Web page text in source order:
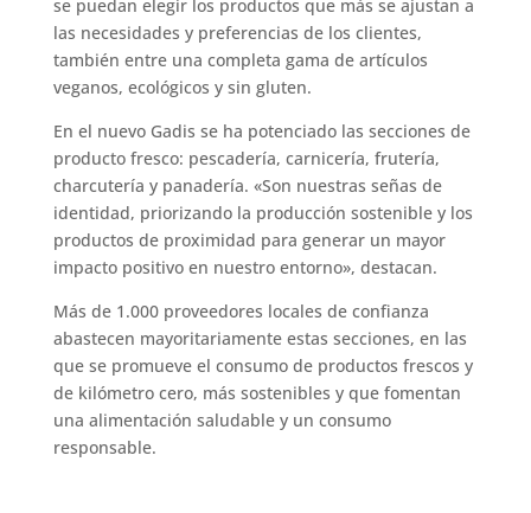
se puedan elegir los productos que más se ajustan a
las necesidades y preferencias de los clientes,
también entre una completa gama de artículos
veganos, ecológicos y sin gluten.
En el nuevo Gadis se ha potenciado las secciones de
producto fresco: pescadería, carnicería, frutería,
charcutería y panadería. «Son nuestras señas de
identidad, priorizando la producción sostenible y los
productos de proximidad para generar un mayor
impacto positivo en nuestro entorno», destacan.
Más de 1.000 proveedores locales de confianza
abastecen mayoritariamente estas secciones, en las
que se promueve el consumo de productos frescos y
de kilómetro cero, más sostenibles y que fomentan
una alimentación saludable y un consumo
responsable.